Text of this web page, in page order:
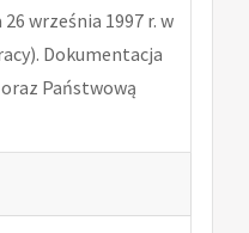
września 1997 r. w
Dokumentacja
Państwową